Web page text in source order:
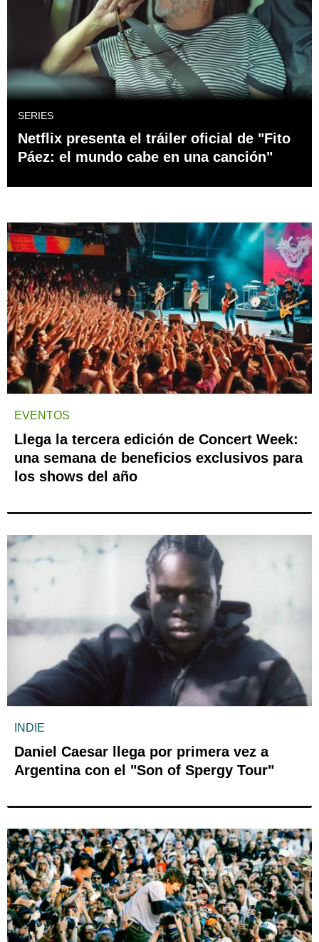
SERIES
Netflix presenta el tráiler oficial de "Fito
Páez: el mundo cabe en una canción"
EVENTOS
Llega la tercera edición de Concert Week:
una semana de beneficios exclusivos para
los shows del año
INDIE
Daniel Caesar llega por primera vez a
Argentina con el "Son of Spergy Tour"